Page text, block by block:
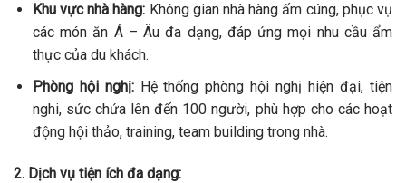
Khu vực nhà hàng: Không gian nhà hàng ấm cúng, phục vụ
các món ăn Á – Âu đa dạng, đáp ứng mọi nhu cầu ẩm
thực của du khách.
Phòng hội nghị:Hệ thống phòng hội nghị hiện đại, tiện
nghi, sức chứa lên đến 100 người, phù hợp cho các hoạt
động hội thảo, training, team building trong nhà.
2. Dịch vụ tiện ích đa dạng: